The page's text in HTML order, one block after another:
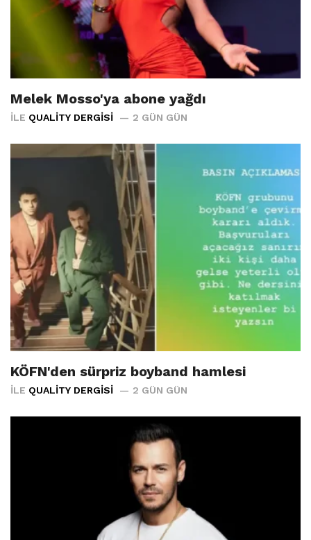
Melek Mosso'ya abone yağdı
İLE QUALITY DERGISI 2 GÜN GÜN
KÖFN'den sürpriz boyband hamlesi
İLE QUALITY DERGISI 2 GÜN GÜN